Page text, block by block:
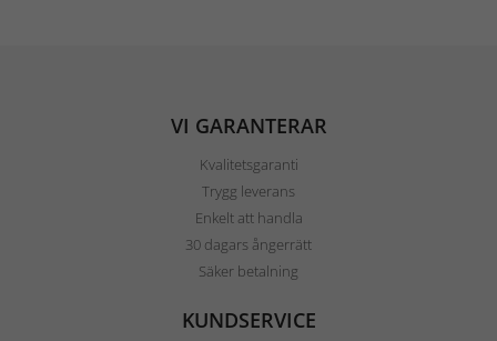
VI GARANTERAR
Kvalitetsgaranti
Trygg leverans
Enkelt att handla
30 dagars ångerrätt
Säker betalning
KUNDSERVICE